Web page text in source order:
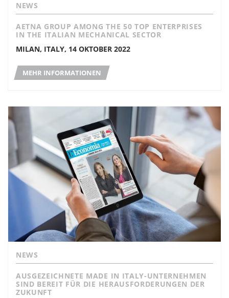
NEWS
AETNA GROUP AMONG THE 50 TOP ENTERPRISES
IN THE ITALIAN MECHANICAL SECTOR
MILAN, ITALY, 14 OKTOBER 2022
MEHR INFORMATIONEN
NEWS
AUSGEZEICHNETE MADE IN ITALY-UNTERNEHMEN
SIND BEREIT FÜR DIE HERAUSFORDERUNGEN DER
ZUKUNFT